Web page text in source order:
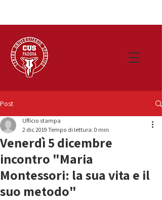
Post
Venerdì 5 dicembre
incontro "Maria
Montessori: la sua vita e il
suo metodo"
Ufficio stampa
2 dic 2019 Tempo di lettura: 0 min